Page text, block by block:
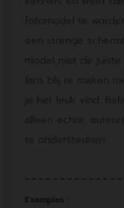
fotomodel te
een strenge
model met de juiste
fans blij te maken
je het leuk vind.
alleen echte,
te ondersteunen.
Examples :